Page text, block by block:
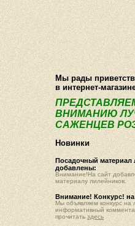
О компании Как купить
Мы рады
в интернет-
ВНИМАНИЮ
САЖЕНЦЕВ
Новинки
Посадочный материал
добавлены:
Внимание!На сайт
материалу лилейников.
Внимание! Конкурс!
Мы объявляем конкурс
информативный
прочитать здесь